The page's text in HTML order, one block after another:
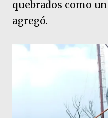
quebrados como
agregó.